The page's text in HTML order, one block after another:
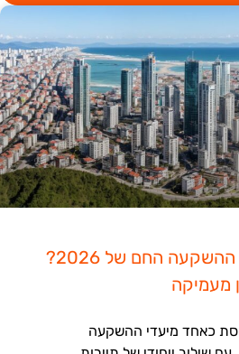
למה בטומי היא יעד ההשקעה החם של 2026?
מעמיקה
כאחד מיעדי ההשקעה